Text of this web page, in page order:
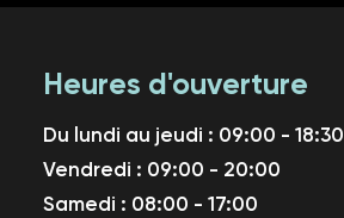
Heures d'ouverture
Du lundi au jeudi : 09:00 - 18:30
Vendredi : 09:00 - 20:00
Samedi : 08:00 - 17:00